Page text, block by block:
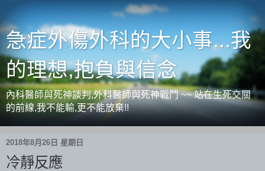
急症外傷外科的大小事...我
的理想,抱負與信念
內科醫師與死神談判,外科醫師與死神戰鬥 ~~ 站在生死交關
的前線,我不能輸,更不能放棄!!
2018年8月26日 星期日
冷靜反應